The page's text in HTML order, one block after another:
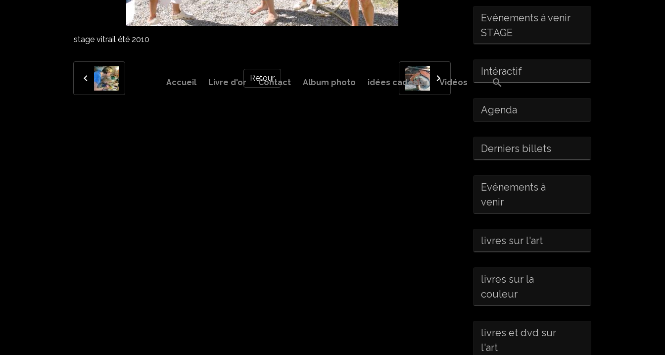
Accueil Livre d'or Contact Album photo idées cadeaux Vidéos
stage vitrail été 2010
Retour
Evénements à venir
STAGE
Intéractif
Agenda
Derniers billets
Evénements à
venir
livres sur l'art
livres sur la
couleur
livres et dvd sur
l'art